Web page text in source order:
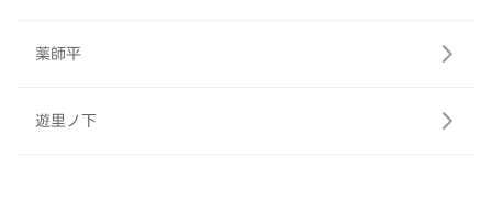
薬師平
遊里ノ下